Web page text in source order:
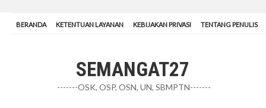
BERANDA KETENTUAN LAYANAN KEBIJAKAN PRIVASI TENTANG PENULIS
SEMANGAT27
-------OSK, OSP, OSN, UN, SBMPTN-------